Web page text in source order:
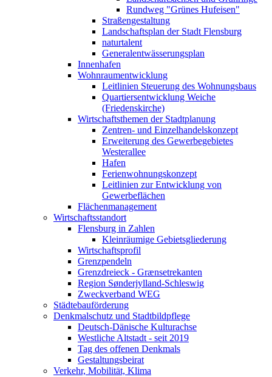
Rundweg "Grünes Hufeisen"
Straßengestaltung
Landschaftsplan der Stadt Flensburg
naturtalent
Generalentwässerungsplan
Innenhafen
Wohnraumentwicklung
Leitlinien Steuerung des Wohnungsbaus
Quartiersentwicklung Weiche
(Friedenskirche)
Wirtschaftsthemen der Stadtplanung
Zentren- und Einzelhandelskonzept
Erweiterung des Gewerbegebietes
Westerallee
Hafen
Ferienwohnungskonzept
Leitlinien zur Entwicklung von
Gewerbeflächen
Flächenmanagement
Wirtschaftsstandort
Flensburg in Zahlen
Kleinräumige Gebietsgliederung
Wirtschaftsprofil
Grenzpendeln
Grenzdreieck - Grænsetrekanten
Region Sønderjylland-Schleswig
Zweckverband WEG
Städtebauförderung
Denkmalschutz und Stadtbildpflege
Deutsch-Dänische Kulturachse
Westliche Altstadt - seit 2019
Tag des offenen Denkmals
Gestaltungsbeirat
Verkehr, Mobilität, Klima